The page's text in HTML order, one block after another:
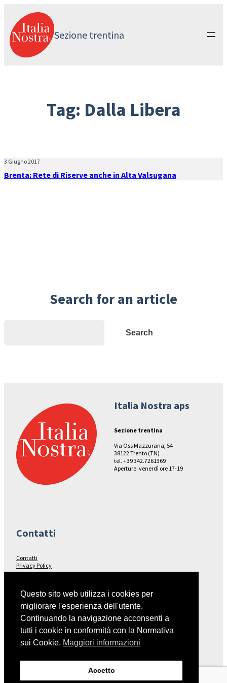
contenuto
Sezione trentina
Tag: Dalla Libera
3 Giugno 2017
Brenta: Rete di Riserve anche in Alta Valsugana
Search for an article
Search
Italia Nostra aps
Sezione trentina
Via Oss Mazzurana, 54
38122 Trento (TN)
tel. +39 342.7261369
Aperture: venerdì ore 17-19
Contatti
Contatti
Privacy Policy
Seguici su…
Facebook
Italia Nostra – Sito Nazionale
Questo sito web utilizza i cookies per
migliorare l'esperienza dell'utente.
Continuando la navigazione acconsenti a
tutti i cookie in conformità con la Normativa
sui Cookie. Maggiori informazioni
Accetto